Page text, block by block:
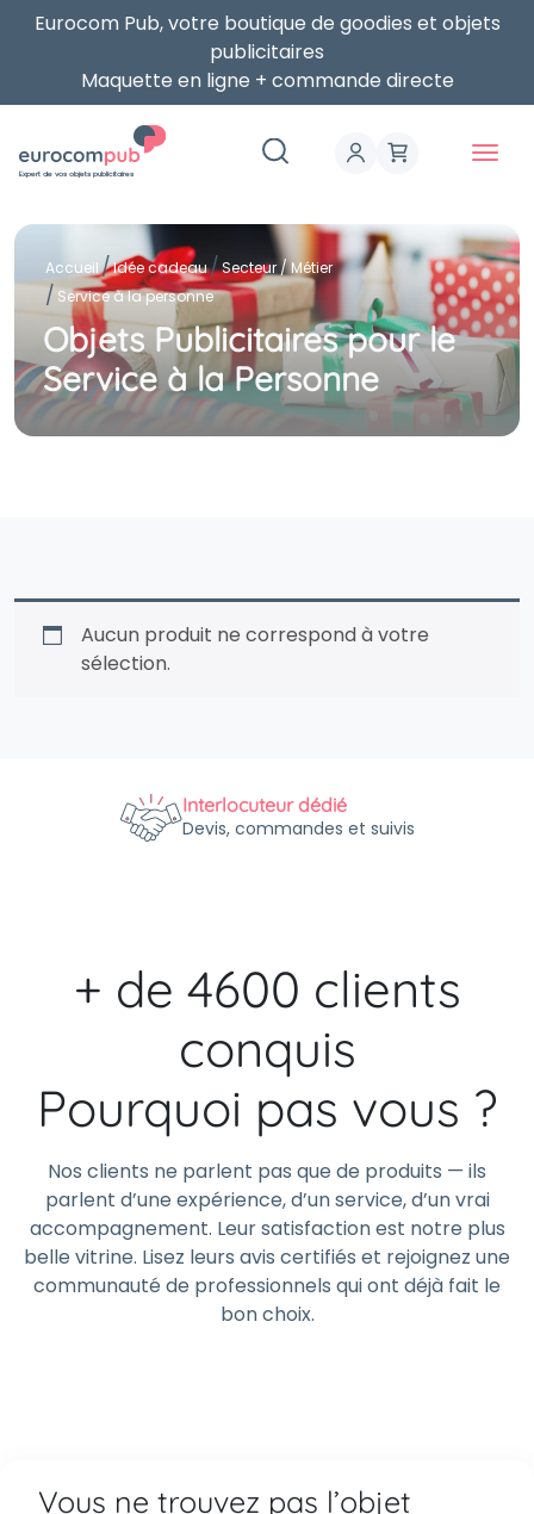
Eurocom Pub, votre boutique de goodies et objets
publicitaires
Maquette en ligne + commande directe
Expert de vos objets publicitaires
Accueil Idée cadeau
Secteur / Métier
Service à la personne
Objets Publicitaires pour le
Service à la Personne
Aucun produit ne correspond à votre
sélection.
Interlocuteur dédié
Devis, commandes et suivis
+ de 4600 clients
conquis
Pourquoi pas vous ?
Nos clients ne parlent pas que de produits — ils
parlent d’une expérience, d’un service, d’un vrai
accompagnement. Leur satisfaction est notre plus
belle vitrine. Lisez leurs avis certifiés et rejoignez une
communauté de professionnels qui ont déjà fait le
bon choix.
Vous ne trouvez pas l’objet